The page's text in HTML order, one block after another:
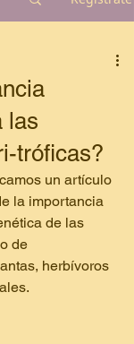
las
tróficas?
un artículo
la importancia
de las
de
herbívoros